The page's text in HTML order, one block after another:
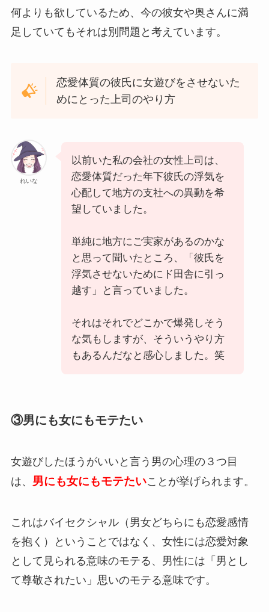
何よりも欲しているため、今の彼女や奥さんに満
足していてもそれは別問題と考えています。
恋愛体質の彼氏に女遊びをさせないた
めにとった上司のやり方
れいな
以前いた私の会社の女性上司は、
恋愛体質だった年下彼氏の浮気を
心配して地方の支社への異動を希
望していました。
単純に地方にご実家があるのかな
と思って聞いたところ、「彼氏を
浮気させないためにド田舎に引っ
越す」と言っていました。
それはそれでどこかで爆発しそう
な気もしますが、そういうやり方
もあるんだなと感心しました。笑
③男にも女にもモテたい
女遊びしたほうがいいと言う男の心理の３つ目
は、 男にも女にもモテたいことが挙げられます。
これはバイセクシャル（男女どちらにも恋愛感情
を抱く）ということではなく、女性には恋愛対象
として見られる意味のモテる、男性には「男とし
て尊敬されたい」思いのモテる意味です。